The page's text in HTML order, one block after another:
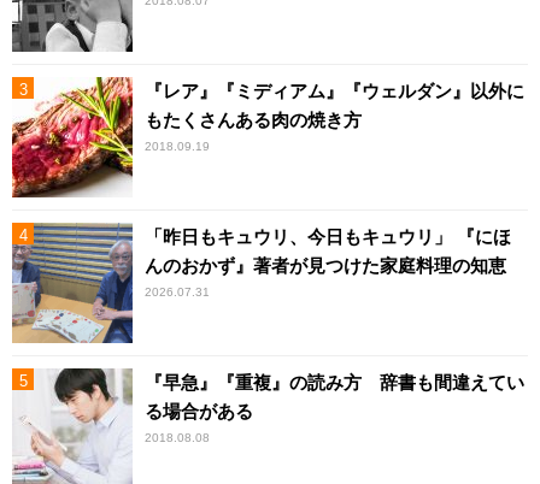
『レア』『ミディアム』『ウェルダン』以外に
もたくさんある肉の焼き方
2018.09.19
「昨日もキュウリ、今日もキュウリ」 『にほ
んのおかず』著者が見つけた家庭料理の知恵
2026.07.31
『早急』『重複』の読み方 辞書も間違えてい
る場合がある
2018.08.08